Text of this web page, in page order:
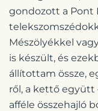
gondozott a Pont
Mészölyékkel
is készült, és
állítottam össze,
ről, a kettő együtt
afféle összehajló